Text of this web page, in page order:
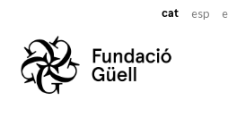
content
cat esp